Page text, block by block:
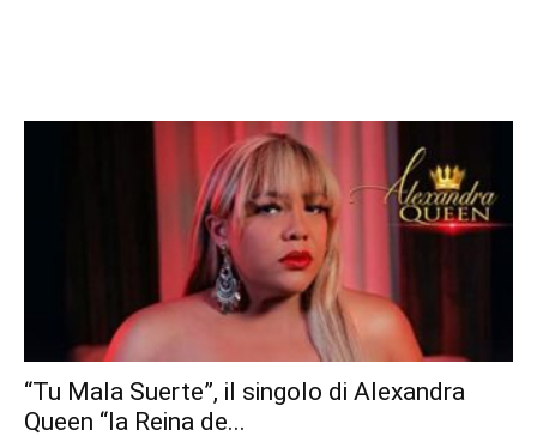
“Tu Mala Suerte”, il singolo di Alexandra
Queen “la Reina de...